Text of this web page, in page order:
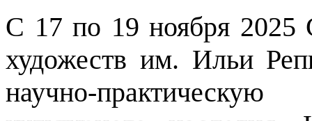
С 17 по 19 ноября 2025
художеств им. Ильи
научно-